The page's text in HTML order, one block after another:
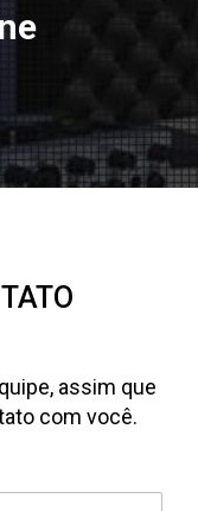
assim que
com você.